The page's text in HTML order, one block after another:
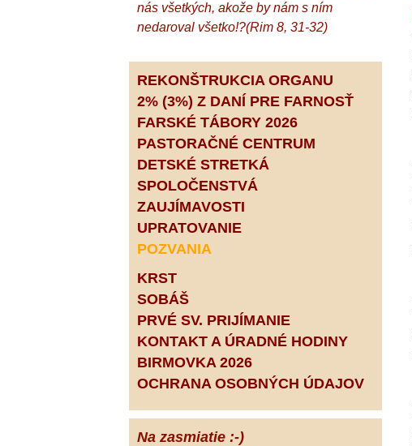
nás všetkých, akože by nám s ním
nedaroval všetko!?(Rim 8, 31-32)
REKONŠTRUKCIA ORGANU
2% (3%) Z DANÍ PRE FARNOSŤ
FARSKÉ TÁBORY 2026
PASTORAČNÉ CENTRUM
DETSKÉ STRETKÁ
SPOLOČENSTVÁ
ZAUJÍMAVOSTI
UPRATOVANIE
POZVANIA
KRST
SOBÁŠ
PRVÉ SV. PRIJÍMANIE
KONTAKT A ÚRADNÉ HODINY
BIRMOVKA 2026
OCHRANA OSOBNÝCH ÚDAJOV
Na zasmiatie :-)